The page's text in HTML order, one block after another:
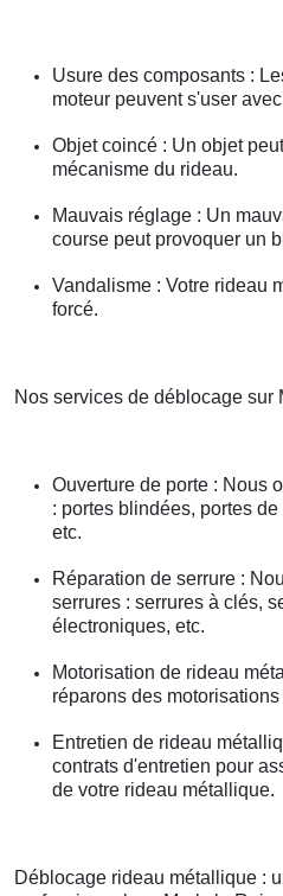
Usure des composants :
moteur peuvent s'user
Objet coincé : Un objet
mécanisme du rideau.
Mauvais réglage : Un
course peut provoquer un
Vandalisme : Votre rideau
forcé.
Nos services de déblocage sur
Ouverture de porte : Nous
: portes blindées, portes
etc.
Réparation de serrure :
serrures : serrures à clés,
électroniques, etc.
Motorisation de rideau
réparons des
Entretien de rideau
contrats d'entretien pour
de votre rideau métallique.
Déblocage rideau métallique :